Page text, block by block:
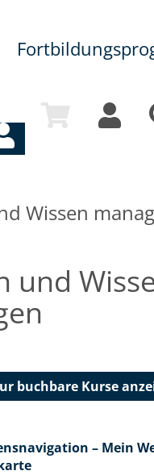
Wissen
und
buchbareKurse
– Mein